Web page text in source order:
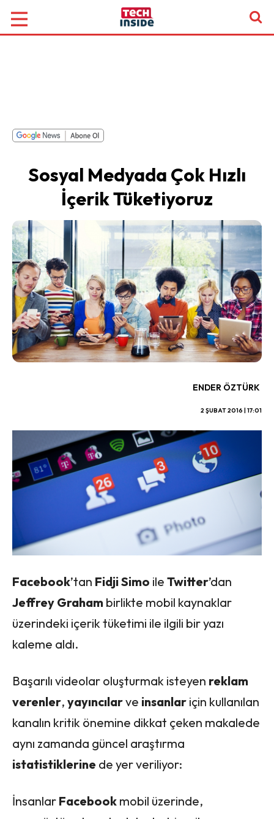
Sosyal Medyada Çok Hızlı
İçerik Tüketiyoruz
ENDER ÖZTÜRK
2 ŞUBAT 2016 | 17:01
Facebook’tan Fidji Simo ile Twitter’dan
Jeffrey Graham birlikte mobil kaynaklar
üzerindeki içerik tüketimi ile ilgili bir yazı
kaleme aldı.
Başarılı videolar oluşturmak isteyen reklam
verenler, yayıncılarve insanlar için kullanılan
kanalın kritik önemine dikkat çeken makalede
aynı zamanda güncel araştırma
istatistiklerine de yer veriliyor:
İnsanlar Facebook mobil üzerinde,